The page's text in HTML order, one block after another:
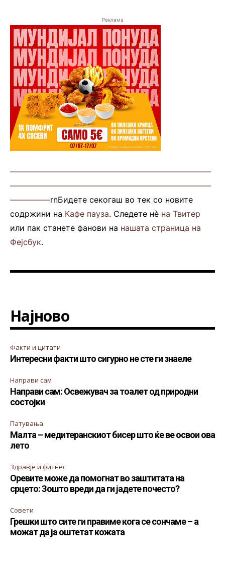
Реклама
—————————————————————————
—————————————————————————
—————rnБидете секогаш во тек со новите
содржини на Кафе пауза. Следете нè на Твитер
или пак станете фанови на нашата страница на
Фејсбук.
Најново
Факти и цитати
Интересни факти што сигурно не сте ги знаеле
Направи сам
Направи сам: Освежувач за тоалет од природни
состојки
Патувања
Малта – медитеранскиот бисер што ќе ве освои ова
лето
Здравје и фитнес
Оревите може да помогнат во заштитата на
срцето: Зошто вреди да ги јадете почесто?
Совети
Грешки што сите ги правиме кога се сончаме – а
можат да ја оштетат кожата